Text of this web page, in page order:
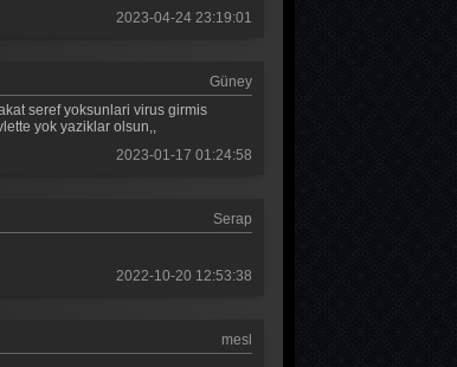
2023-04-24 23:19:01
Güney
seref yoksunlari virus girmis
yok yaziklar olsun,,
2023-01-17 01:24:58
Serap
2022-10-20 12:53:38
mesl